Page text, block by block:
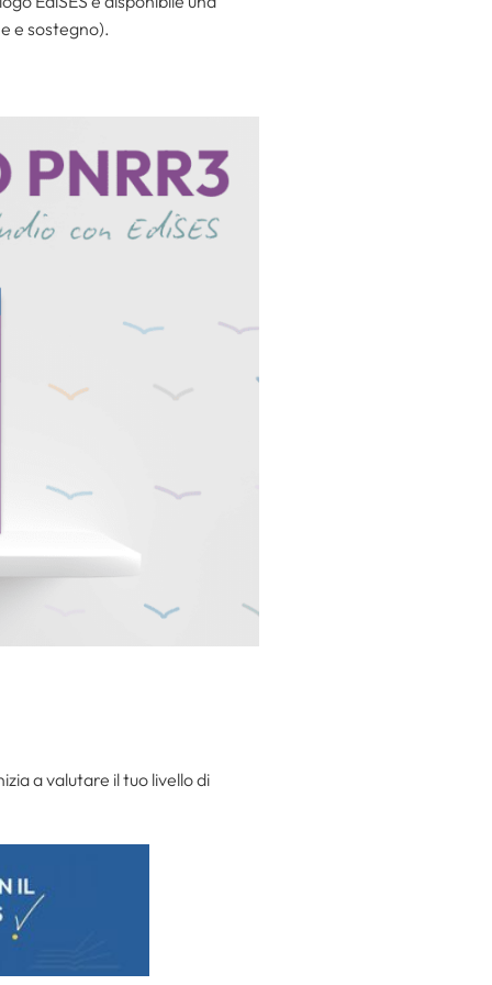
e sostegno).
a valutare il tuo livello di